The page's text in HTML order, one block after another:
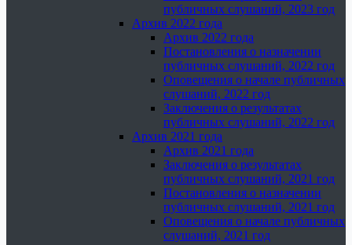
публичных слушаний, 2023 год
Архив 2022 года
Архив 2022 года
Постановления о назначении
публичных слушаний, 2022 год
Оповещения о начале публичных
слушаний, 2022 год
Заключения о результатах
публичных слушаний, 2022 год
Архив 2021 года
Архив 2021 года
Заключения о результатах
публичных слушаний, 2021 год
Постановления о назначении
публичных слушаний, 2021 год
Оповещения о начале публичных
слушаний, 2021 год